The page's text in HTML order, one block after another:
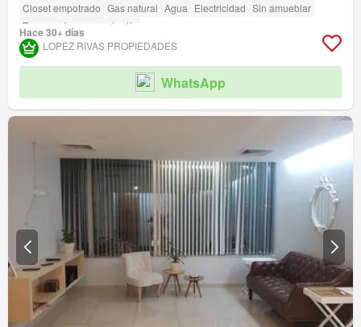
Closet empotrado Gas natural Agua Electricidad Sin amueblar
Terraza
Ascensor Jardín
Hace 30+ días
LOPEZ RIVAS PROPIEDADES
WhatsApp